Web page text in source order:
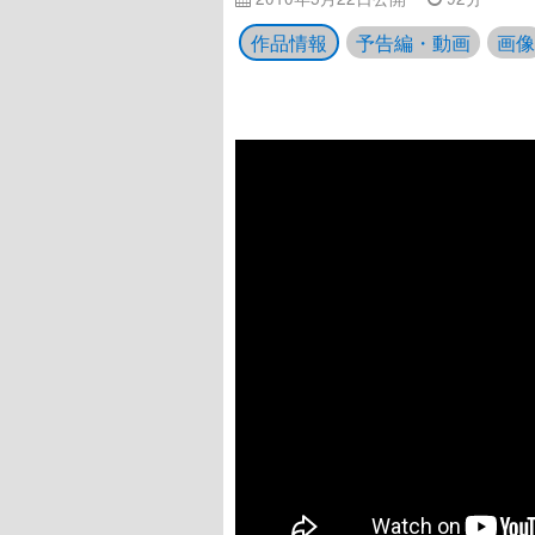
作品情報 予告編・動画 画像